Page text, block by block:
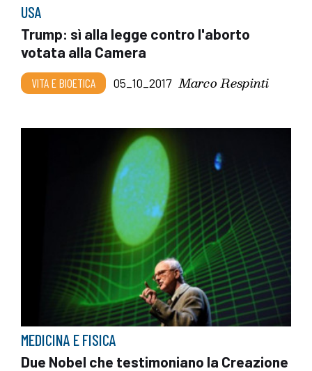
USA
Trump: sì alla legge contro l'aborto
votata alla Camera
VITA E BIOETICA 05_10_2017 Marco Respinti
MEDICINA E FISICA
Due Nobel che testimoniano la Creazione